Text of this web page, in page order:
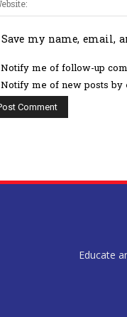
Save my name, email,
Notify me of follow-up
Notify me of new posts by
Educate